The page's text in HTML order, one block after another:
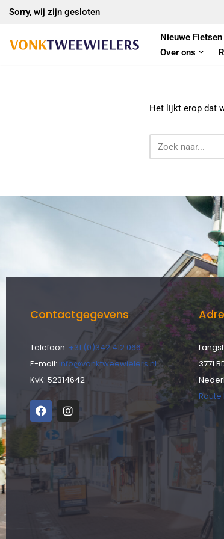
naar
Sorry, wij zijn gesloten
Nieuwe Fietsen
Over ons
Het lijkt erop dat
Contactgegevens
Telefoon: +31 (0)342 412 066
E-mail: info@vonktweewielers.nl
KvK: 52314642
3771
Route